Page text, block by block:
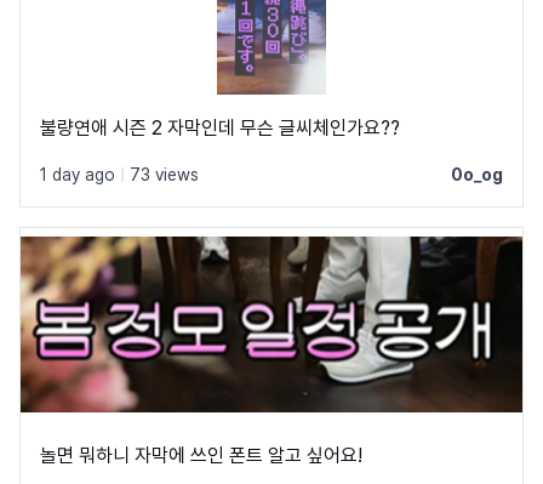
불량연애 시즌 2 자막인데 무슨 글씨체인가요??
1 day ago 73 views 0o_og
놀면 뭐하니 자막에 쓰인 폰트 알고 싶어요!